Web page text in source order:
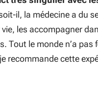
il, la médecine a du
les accompagner
Tout le monde n’a
recommande cette